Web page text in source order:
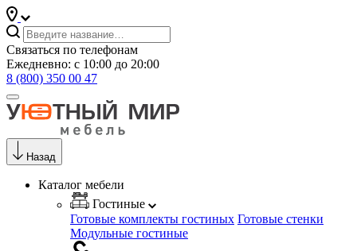
Связаться по телефонам
Ежедневно: с 10:00 до 20:00
8 (800) 350 00 47
Назад
Каталог мебели
Гостиные
Готовые комплекты гостиных Готовые стенки
Модульные гостиные